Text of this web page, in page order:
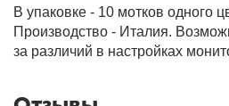
В упаковке - 10 мотков одного
Производство - Италия.
за различий в настройках